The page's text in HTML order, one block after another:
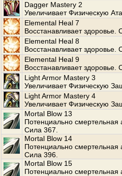
Dagger Mastery 2
Увеличивает Физическую
Elemental Heal 7
Восстанавливает здоровье.
Elemental Heal 8
Восстанавливает здоровье.
Elemental Heal 9
Восстанавливает здоровье.
Light Armor Mastery 3
Увеличивает Физическую
Light Armor Mastery 4
Увеличивает Физическую
Mortal Blow 13
Потенциально смертельная
Сила 367.
Mortal Blow 14
Потенциально смертельная
Сила 396.
Mortal Blow 15
Потенциально смертельная